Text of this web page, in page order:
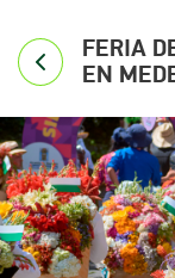
FERIA
EN